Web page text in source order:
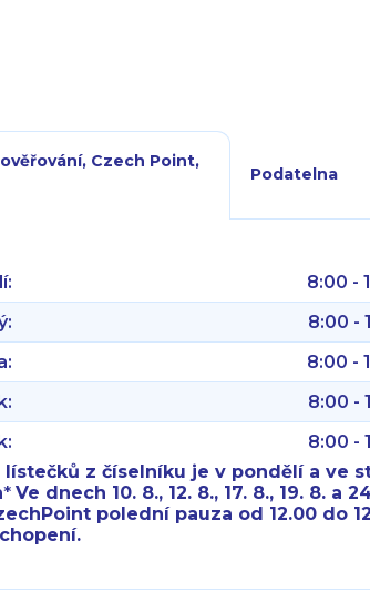
Czech Point,
Podatelna
8:00 -
8:00 -
8:00 -
8:00 -
8:00 -
z číselníku je v pondělí a ve
*Ve dnech 10. 8., 12. 8., 17. 8., 19. 8. a
polední pauza od 12.00 do